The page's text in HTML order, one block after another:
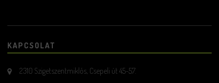
KAPCSOLAT
2310 Szigetszentmiklós, Csepeli út 45-57.